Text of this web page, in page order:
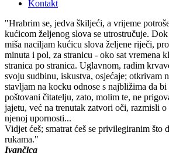
Kontakt
"Hrabrim se, jedva škiljeći, a vrijeme
kućicom željenog slova se utrostručuje.
miša naciljam kućicu slova željene riječi,
minuta i pol, za stranicu - oko sat vremena
stranica po stranica. Uglavnom, radim
svoju sudbinu, iskustva, osjećaje; otkrivam
stavljam na kocku odnose s najbližima da bi
poštovani čitatelju, zato, molim te, ne
jajetu, već na trenutak zatvori oči, razmisli
njenoj upornosti...
Vidjet ćeš; smatrat ćeš se privilegiranim što
rukama."
Ivančica